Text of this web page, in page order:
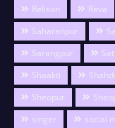
Relison
Reva
Saharanpur
Sarangpur
Shaakti
Sheopur
singer
social